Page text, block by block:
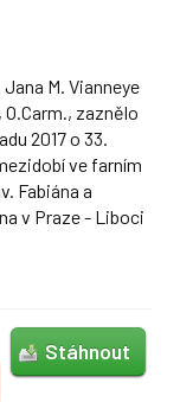
Jana M. Vianneye
O.Carm., zaznělo
2017 o 33.
ve farním
Fabiána a
v Praze - Liboci
Stáhnout